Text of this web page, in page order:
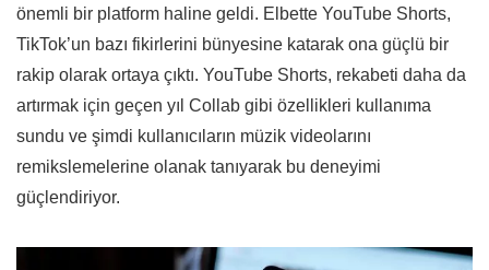
önemli bir platform haline geldi. Elbette YouTube Shorts,
TikTok’un bazı fikirlerini bünyesine katarak ona güçlü bir
rakip olarak ortaya çıktı. YouTube Shorts, rekabeti daha da
artırmak için geçen yıl Collab gibi özellikleri kullanıma
sundu ve şimdi kullanıcıların müzik videolarını
remikslemelerine olanak tanıyarak bu deneyimi
güçlendiriyor.